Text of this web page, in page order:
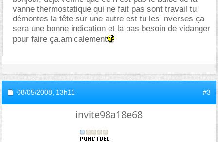
vanne thermostatique qui ne fait pas sont travail tu
démontes la tête sur une autre est tu les inverses ça
sera une bonne indication et la pas besoin de vidanger
pour faire ça.amicalement
08/05/2008, 13h11 #3
invite98a18e68